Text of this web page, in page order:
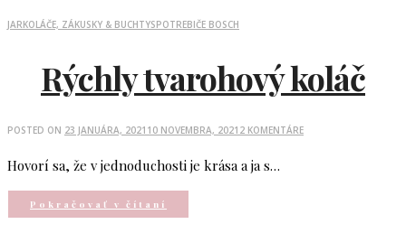
JARKOLÁČE, ZÁKUSKY & BUCHTYSPOTREBIČE BOSCH
Rýchly tvarohový koláč
POSTED ON 23 JANUÁRA, 2021 10 NOVEMBRA, 2021 2 KOMENTÁRE
Hovorí sa, že v jednoduchosti je krása a ja s…
Pokračovať v čítaní